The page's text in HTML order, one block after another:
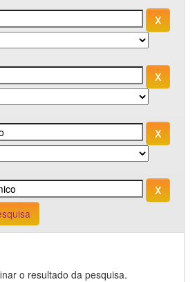
o resultado da pesquisa.